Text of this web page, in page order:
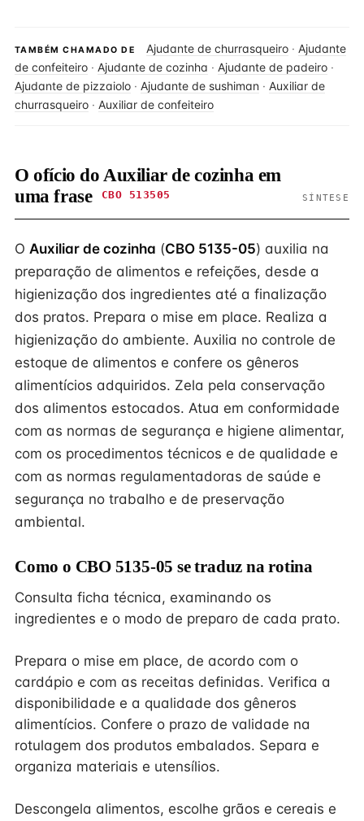
TAMBÉM CHAMADO DE Ajudante de churrasqueiro · Ajudante
de confeiteiro · Ajudante de cozinha · Ajudante de padeiro ·
Ajudante de pizzaiolo · Ajudante de sushiman · Auxiliar de
churrasqueiro · Auxiliar de confeiteiro
O ofício do Auxiliar de cozinha em
uma frase
CBO 513505 SÍNTESE
O Auxiliar de cozinha (CBO 5135-05) auxilia na
preparação de alimentos e refeições, desde a
higienização dos ingredientes até a finalização
dos pratos. Prepara o mise em place. Realiza a
higienização do ambiente. Auxilia no controle de
estoque de alimentos e confere os gêneros
alimentícios adquiridos. Zela pela conservação
dos alimentos estocados. Atua em conformidade
com as normas de segurança e higiene alimentar,
com os procedimentos técnicos e de qualidade e
com as normas regulamentadoras de saúde e
segurança no trabalho e de preservação
ambiental.
Como o CBO 5135-05 se traduz na rotina
Consulta ficha técnica, examinando os
ingredientes e o modo de preparo de cada prato.
Prepara o mise em place, de acordo com o
cardápio e com as receitas definidas. Verifica a
disponibilidade e a qualidade dos gêneros
alimentícios. Confere o prazo de validade na
rotulagem dos produtos embalados. Separa e
organiza materiais e utensílios.
Descongela alimentos, escolhe grãos e cereais e